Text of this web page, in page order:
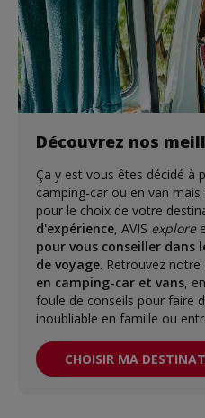
Découvrez nos
Ça y est vous êtes décidé à
camping-car ou en van
pour le choix de votre
d'expérience, AVIS explore
pour vous conseiller dans
de voyage. Retrouvez notre
en camping-car et vans,
foule de conseils pour faire
inoubliable en famille ou
CHOISIR MA